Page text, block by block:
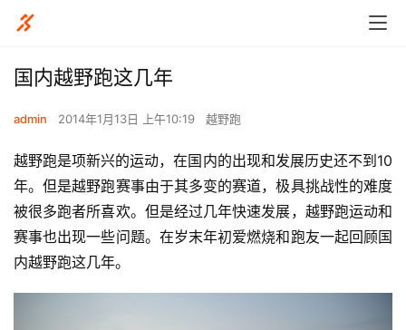
国内越野跑这几年
admin 2014年1月13日 上午10:19 越野跑
越野跑是项新兴的运动，在国内的出现和发展历史还不到10
年。但是越野跑赛事由于其多变的赛道，极具挑战性的难度
被很多跑者所喜欢。但是经过几年快速发展，越野跑运动和
赛事也出现一些问题。在岁末年初爱燃烧和跑友一起回顾国
内越野跑这几年。